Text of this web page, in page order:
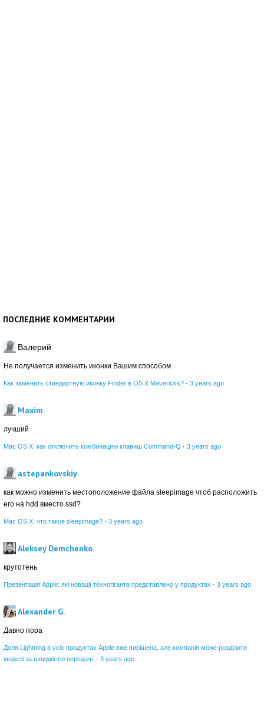
ПОСЛЕДНИЕ КОММЕНТАРИИ
Валерий
Не получается изменить иконки Вашим способом
Как заменить стандартную иконку Finder в OS X Mavericks? · 3 years ago
Maxim
лучший
Mac OS X: как отключить комбинацию клавиш Command-Q · 3 years ago
astepankovskiy
как можно изменить местоположение файла sleepimage чтоб расположить
его на hdd вместо ssd?
Mac OS X: что такое sleepimage? · 3 years ago
Aleksey Demchenko
крутотень
Презентація Apple: які новації техногіганта представлено у продуктах · 3 years ago
Alexander G.
Давно пора
Доля Lightning в усіх продуктах Apple вже вирішена, але компанія може розділити
моделі за швидкістю передачі · 3 years ago